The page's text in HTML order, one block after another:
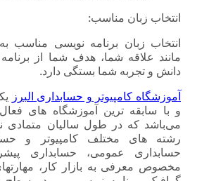
انتخاب زبان مناسب:
انتخاب زبان برنامه نویسی مناسب
مانند علاقه شما، هدف شما از
دانش و تجربه شما بستگی دارد.
آموزشگاه کامپیوتر و حسابداری البرز
و با سابقه ترین آموزشگاه های فعال
می‌باشد که در طول سالیان
رشته های مختلف کامپیوتر و
حسابداری عمومی، حسابداری